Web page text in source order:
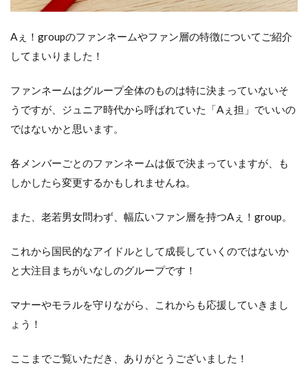
Aぇ！groupのファンネームやファン層の特徴についてご紹介
してまいりました！
ファンネームはグループ全体のものは特に決まっていないそ
うですが、ジュニア時代から呼ばれていた「Aぇ担」でいいの
ではないかと思います。
各メンバーごとのファンネームは仮で決まっていますが、も
しかしたら変更するかもしれませんね。
また、老若男女問わず、幅広いファン層を持つAぇ！group。
これから国民的なアイドルとして成長していくのではないか
と大注目まちがいなしのグループです！
マナーやモラルを守りながら、これからも応援していきまし
ょう！
ここまでご覧いただき、ありがとうございました！